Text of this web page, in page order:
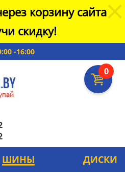
корзину сайта
скидку!
-16:00
0
ШИНЫ ДИСКИ